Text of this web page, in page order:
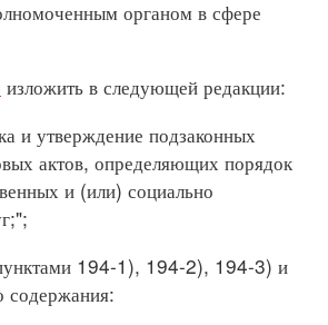
органом в сфере
изложить в следующей редакции:
и утверждение подзаконных
актов, определяющих порядок
и (или) социально
194-1), 194-2), 194-3) и